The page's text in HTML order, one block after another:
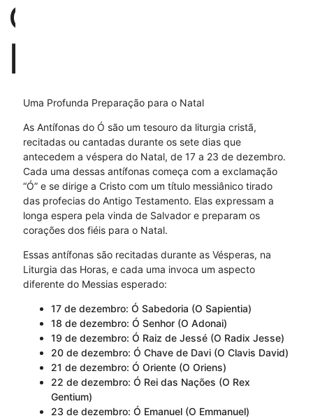
o
Ero
Cras
Uma Profunda Preparação para o Natal
As Antífonas do Ó são um tesouro da liturgia cristã,
recitadas ou cantadas durante os sete dias que
antecedem a véspera do Natal, de 17 a 23 de dezembro.
Cada uma dessas antífonas começa com a exclamação
“Ó” e se dirige a Cristo com um título messiânico tirado
das profecias do Antigo Testamento. Elas expressam a
longa espera pela vinda de Salvador e preparam os
corações dos fiéis para o Natal.
Essas antífonas são recitadas durante as Vésperas, na
Liturgia das Horas, e cada uma invoca um aspecto
diferente do Messias esperado:
17 de dezembro: Ó Sabedoria (O Sapientia)
18 de dezembro: Ó Senhor (O Adonai)
19 de dezembro: Ó Raiz de Jessé (O Radix Jesse)
20 de dezembro: Ó Chave de Davi (O Clavis David)
21 de dezembro: Ó Oriente (O Oriens)
22 de dezembro: Ó Rei das Nações (O Rex
Gentium)
23 de dezembro: Ó Emanuel (O Emmanuel)